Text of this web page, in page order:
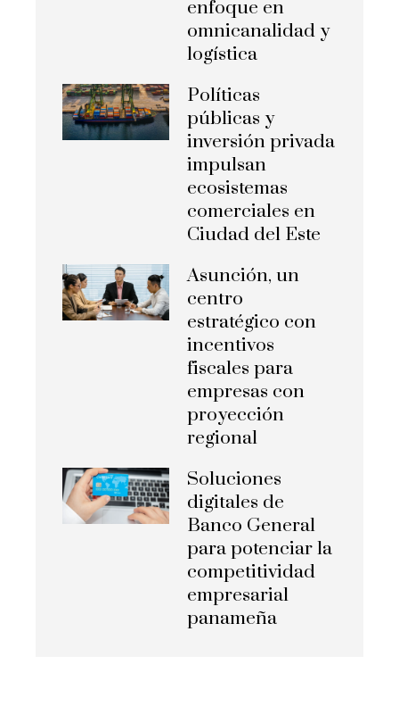
enfoque en
omnicanalidad y
logística
Políticas
públicas y
inversión privada
impulsan
ecosistemas
comerciales en
Ciudad del Este
Asunción, un
centro
estratégico con
incentivos
fiscales para
empresas con
proyección
regional
Soluciones
digitales de
Banco General
para potenciar la
competitividad
empresarial
panameña